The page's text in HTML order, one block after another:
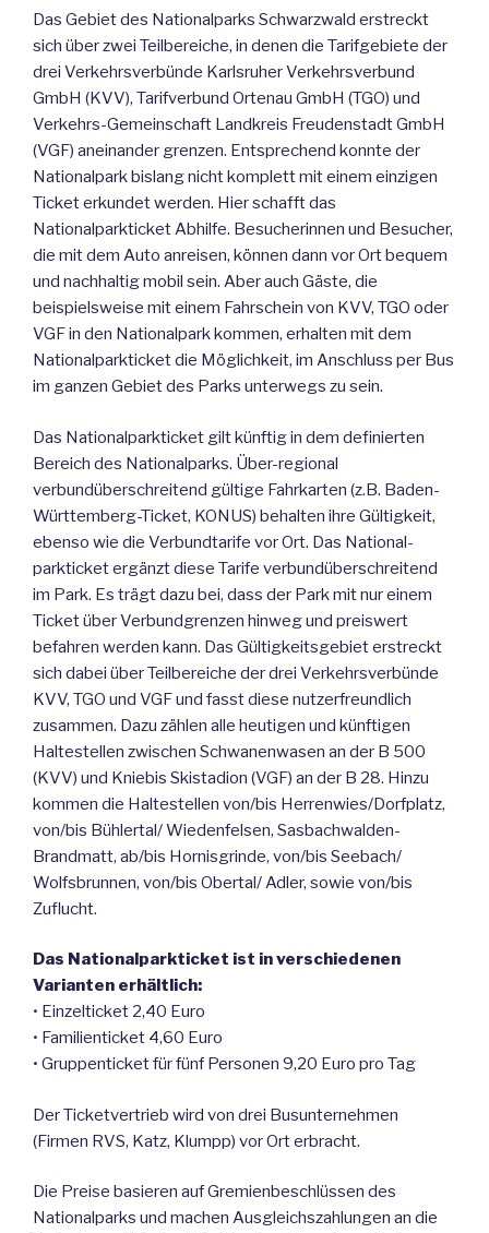
Das Gebiet des Nationalparks Schwarzwald erstreckt
sich über zwei Teilbereiche, in denen die Tarifgebiete der
drei Verkehrsverbünde Karlsruher Verkehrsverbund
GmbH (KVV), Tarifverbund Ortenau GmbH (TGO) und
Verkehrs-Gemeinschaft Landkreis Freudenstadt GmbH
(VGF) aneinander grenzen. Entsprechend konnte der
Nationalpark bislang nicht komplett mit einem einzigen
Ticket erkundet werden. Hier schafft das
Nationalparkticket Abhilfe. Besucherinnen und Besucher,
die mit dem Auto anreisen, können dann vor Ort bequem
und nachhaltig mobil sein. Aber auch Gäste, die
beispielsweise mit einem Fahrschein von KVV, TGO oder
VGF in den Nationalpark kommen, erhalten mit dem
Nationalparkticket die Möglichkeit, im Anschluss per Bus
im ganzen Gebiet des Parks unterwegs zu sein.
Das Nationalparkticket gilt künftig in dem definierten
Bereich des Nationalparks. Über-regional
verbundüberschreitend gültige Fahrkarten (z.B. Baden-
Württemberg-Ticket, KONUS) behalten ihre Gültigkeit,
ebenso wie die Verbundtarife vor Ort. Das National-
parkticket ergänzt diese Tarife verbundüberschreitend
im Park. Es trägt dazu bei, dass der Park mit nur einem
Ticket über Verbundgrenzen hinweg und preiswert
befahren werden kann. Das Gültigkeitsgebiet erstreckt
sich dabei über Teilbereiche der drei Verkehrsverbünde
KVV, TGO und VGF und fasst diese nutzerfreundlich
zusammen. Dazu zählen alle heutigen und künftigen
Haltestellen zwischen Schwanenwasen an der B 500
(KVV) und Kniebis Skistadion (VGF) an der B 28. Hinzu
kommen die Haltestellen von/bis Herrenwies/Dorfplatz,
von/bis Bühlertal/ Wiedenfelsen, Sasbachwalden-
Brandmatt, ab/bis Hornisgrinde, von/bis Seebach/
Wolfsbrunnen, von/bis Obertal/ Adler, sowie von/bis
Zuflucht.
Das Nationalparkticket ist in verschiedenen
Varianten erhältlich:
• Einzelticket 2,40 Euro
• Familienticket 4,60 Euro
• Gruppenticket für fünf Personen 9,20 Euro pro Tag
Der Ticketvertrieb wird von drei Busunternehmen
(Firmen RVS, Katz, Klumpp) vor Ort erbracht.
Die Preise basieren auf Gremienbeschlüssen des
Nationalparks und machen Ausgleichszahlungen an die